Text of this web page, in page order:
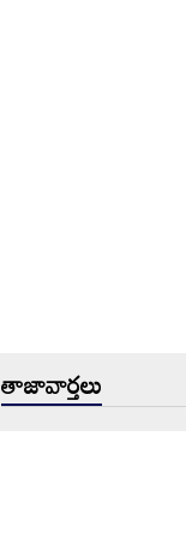
తాజావార్తలు